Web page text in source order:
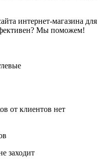
интернет-магазина для
Мы поможем!
от клиентов нет
заходит